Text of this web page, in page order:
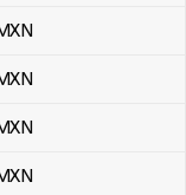
para Pesos